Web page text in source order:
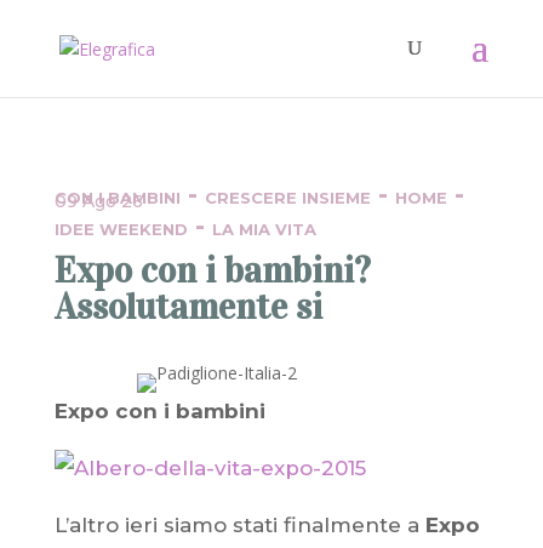
CON I BAMBINI - CRESCERE INSIEME - HOME -
IDEE WEEKEND - LA MIA VITA
09 Ago 26
Expo con i bambini?
Assolutamente si
Expo con i bambini
L’altro ieri siamo stati finalmente a Expo